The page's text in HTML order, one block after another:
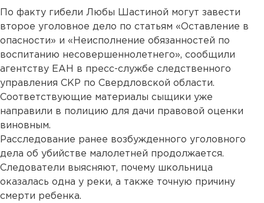
По факту гибели Любы Шастиной могут завести
второе уголовное дело по статьям «Оставление в
опасности» и «Неисполнение обязанностей по
воспитанию несовершеннолетнего», сообщили
агентству ЕАН в пресс-службе следственного
управления СКР по Свердловской области.
Соответствующие материалы сыщики уже
направили в полицию для дачи правовой оценки
виновным.
Расследование ранее возбужденного уголовного
дела об убийстве малолетней продолжается.
Следователи выясняют, почему школьница
оказалась одна у реки, а также точную причину
смерти ребенка.